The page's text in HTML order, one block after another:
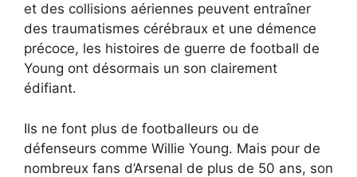
et des collisions aériennes peuvent entraîner
des traumatismes cérébraux et une démence
précoce, les histoires de guerre de football de
Young ont désormais un son clairement
édifiant.
Ils ne font plus de footballeurs ou de
défenseurs comme Willie Young. Mais pour de
nombreux fans d’Arsenal de plus de 50 ans, son